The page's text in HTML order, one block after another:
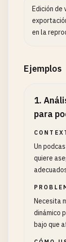
Edición de
en la
Ejemplos
1.
para
Un
quiere
Necesita
dinámico
bajo que